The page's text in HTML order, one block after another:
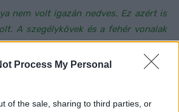
Process My Personal
of the sale, sharing to third parties, or
nem volt igazán nedves. Ez azért is
A szegélykövek és a fehér vonalak
egy darabig, amíg elhittem,